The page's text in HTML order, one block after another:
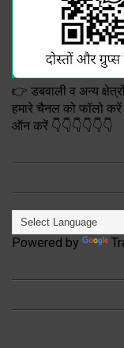
👉 डबवाली व अन्य
हमारे चैनल को फॉलो
ऑन करें 👇👇👇👇👇👇
Powered by